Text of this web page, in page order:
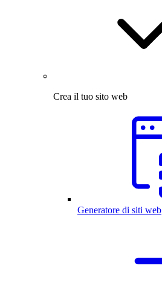
Crea il tuo sito web
Generatore di siti web